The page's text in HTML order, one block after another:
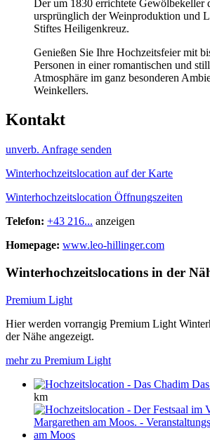
Der um 1830 errichtete Gewölbekeller
ursprünglich der Weinproduktion und
Stiftes Heiligenkreuz.
Genießen Sie Ihre Hochzeitsfeier mit
Personen in einer romantischen und
Atmosphäre im ganz besonderen
Weinkellers.
Kontakt
unverb. Anfrage senden
Winterhochzeitslocation auf der Karte
Winterhochzeitslocation Öffnungszeiten
Telefon: +43 216... anzeigen
Homepage: www.leo-hillinger.com
Winterhochzeitslocations in der
Premium Light
Hier werden vorrangig Premium Light
der Nähe angezeigt.
mehr zu Premium Light
km